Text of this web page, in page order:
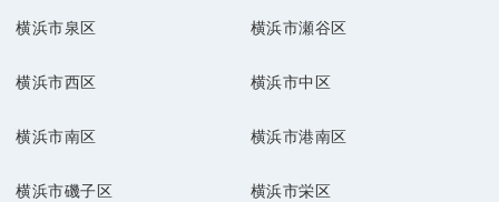
横浜市泉区 横浜市瀬谷区
横浜市西区 横浜市中区
横浜市南区 横浜市港南区
横浜市磯子区 横浜市栄区